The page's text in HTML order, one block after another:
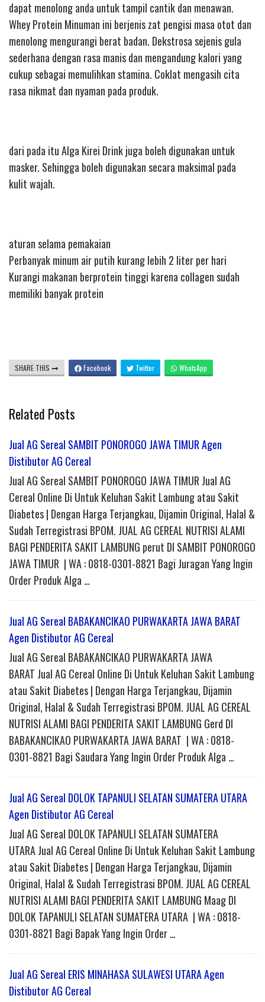
dapat menolong anda untuk tampil cantik dan menawan.
Whey Protein Minuman ini berjenis zat pengisi masa otot dan
menolong mengurangi berat badan. Dekstrosa sejenis gula
sederhana dengan rasa manis dan mengandung kalori yang
cukup sebagai memulihkan stamina. Coklat mengasih cita
rasa nikmat dan nyaman pada produk.
dari pada itu Alga Kirei Drink juga boleh digunakan untuk
masker. Sehingga boleh digunakan secara maksimal pada
kulit wajah.
aturan selama pemakaian
Perbanyak minum air putih kurang lebih 2 liter per hari
Kurangi makanan berprotein tinggi karena collagen sudah
memiliki banyak protein
SHARE THIS Facebook Twitter WhatsApp
Related Posts
Jual AG Sereal SAMBIT PONOROGO JAWA TIMUR Agen
Distibutor AG Cereal
Jual AG Sereal SAMBIT PONOROGO JAWA TIMUR Jual AG
Cereal Online Di Untuk Keluhan Sakit Lambung atau Sakit
Diabetes | Dengan Harga Terjangkau, Dijamin Original, Halal &
Sudah Terregistrasi BPOM. JUAL AG CEREAL NUTRISI ALAMI
BAGI PENDERITA SAKIT LAMBUNG perut DI SAMBIT PONOROGO
JAWA TIMUR | WA : 0818-0301-8821 Bagi Juragan Yang Ingin
Order Produk Alga …
Jual AG Sereal BABAKANCIKAO PURWAKARTA JAWA BARAT
Agen Distibutor AG Cereal
Jual AG Sereal BABAKANCIKAO PURWAKARTA JAWA
BARAT Jual AG Cereal Online Di Untuk Keluhan Sakit Lambung
atau Sakit Diabetes | Dengan Harga Terjangkau, Dijamin
Original, Halal & Sudah Terregistrasi BPOM. JUAL AG CEREAL
NUTRISI ALAMI BAGI PENDERITA SAKIT LAMBUNG Gerd DI
BABAKANCIKAO PURWAKARTA JAWA BARAT | WA : 0818-
0301-8821 Bagi Saudara Yang Ingin Order Produk Alga …
Jual AG Sereal DOLOK TAPANULI SELATAN SUMATERA UTARA
Agen Distibutor AG Cereal
Jual AG Sereal DOLOK TAPANULI SELATAN SUMATERA
UTARA Jual AG Cereal Online Di Untuk Keluhan Sakit Lambung
atau Sakit Diabetes | Dengan Harga Terjangkau, Dijamin
Original, Halal & Sudah Terregistrasi BPOM. JUAL AG CEREAL
NUTRISI ALAMI BAGI PENDERITA SAKIT LAMBUNG Maag DI
DOLOK TAPANULI SELATAN SUMATERA UTARA | WA : 0818-
0301-8821 Bagi Bapak Yang Ingin Order …
Jual AG Sereal ERIS MINAHASA SULAWESI UTARA Agen
Distibutor AG Cereal